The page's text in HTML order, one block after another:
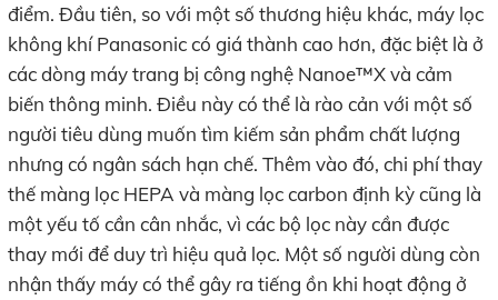
điểm. Đầu tiên, so với một số thương hiệu khác, máy lọc
không khí Panasonic có giá thành cao hơn, đặc biệt là ở
các dòng máy trang bị công nghệ Nanoe™X và cảm
biến thông minh. Điều này có thể là rào cản với một số
người tiêu dùng muốn tìm kiếm sản phẩm chất lượng
nhưng có ngân sách hạn chế. Thêm vào đó, chi phí thay
thế màng lọc HEPA và màng lọc carbon định kỳ cũng là
một yếu tố cần cân nhắc, vì các bộ lọc này cần được
thay mới để duy trì hiệu quả lọc. Một số người dùng còn
nhận thấy máy có thể gây ra tiếng ồn khi hoạt động ở